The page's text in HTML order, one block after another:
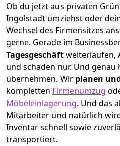
Ob du jetzt aus privaten
Ingolstadt umziehst oder
Wechsel des Firmensitzes
gerne. Gerade im
Tagesgeschäftweiterlaufen,
und schaden nur. Und
übernehmen. Wir planen
kompletten Firmenumzug
Möbeleinlagerung. Und das
Mitarbeiter und natürlich
Inventar schnell sowie
transportiert.